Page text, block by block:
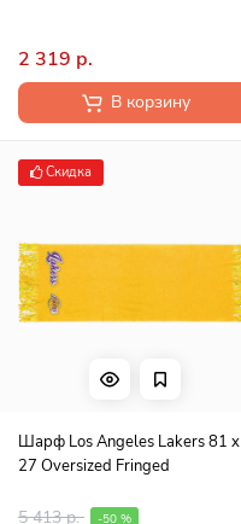
2 319 р.
В корзину
Скидка
Шарф Los Angeles Lakers 81 x
27 Oversized Fringed
5 413 р. -50 %